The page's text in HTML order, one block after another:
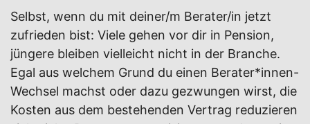
Selbst, wenn du mit deiner/m Berater/in jetzt
zufrieden bist: Viele gehen vor dir in Pension,
jüngere bleiben vielleicht nicht in der Branche.
Egal aus welchem Grund du einen Berater*innen-
Wechsel machst oder dazu gezwungen wirst, die
Kosten aus dem bestehenden Vertrag reduzieren